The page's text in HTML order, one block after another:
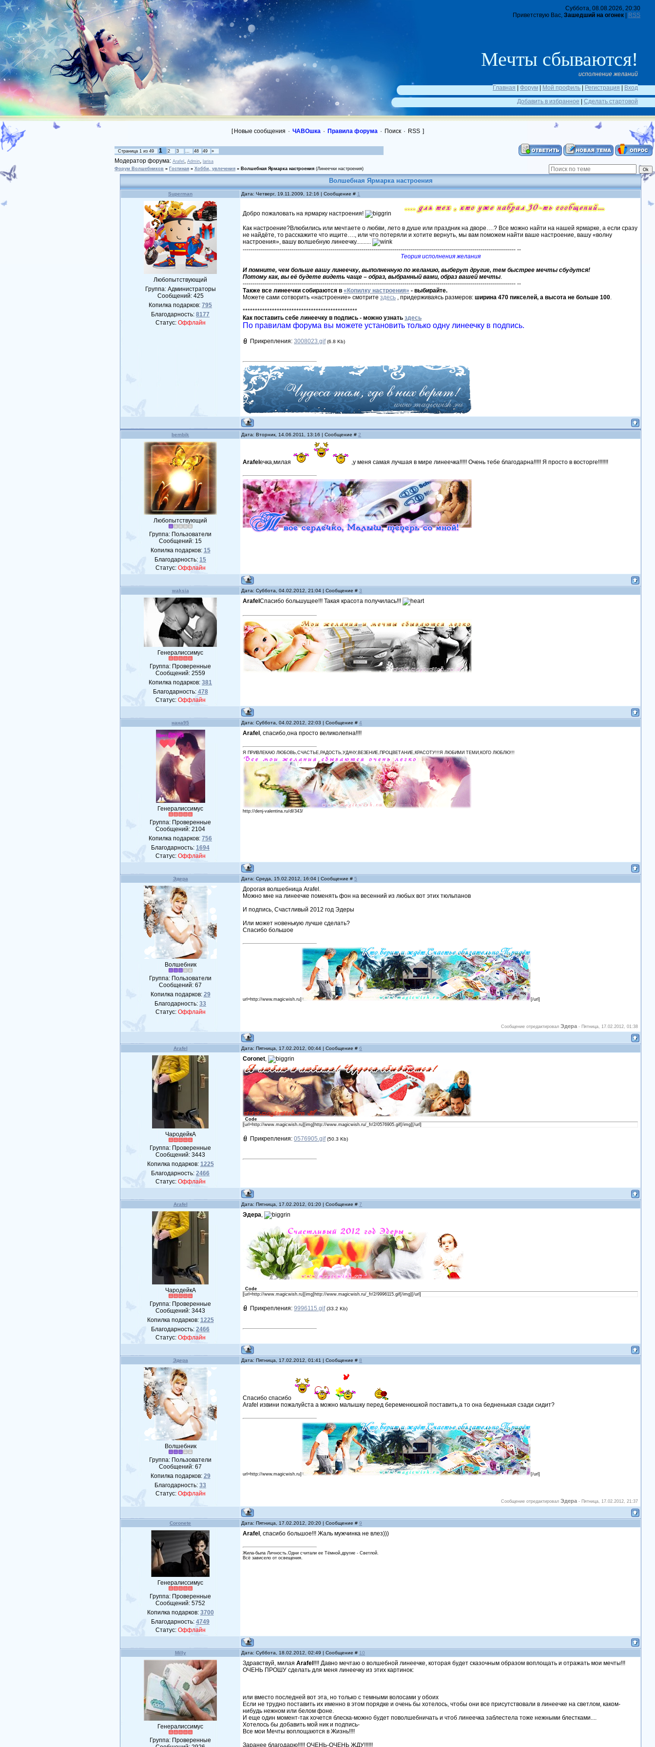
Суббота, 08.08.2026, 20:30
Приветствую Вас, Зашедший на огонек RSS
Мечты сбываются!
исполнение желаний
Главная
Форум Мой профиль Регистрация
Вход
Добавить в избранное
Сделать стартовой
[ Новые сообщения · ЧАВОшка · Правила форума · Поиск · RSS ]
Страница 1 из 49 1 2 3 … 48 49 »
Модератор форума: Arafel , Admin, larisa
Форум Волшебников » Гостиная » Хобби, увлечения » Волшебная Ярмарка настроения (Линеечки настроения)
Волшебная Ярмарка настроения
Superman Дата: Четверг, 19.11.2009, 12:16 | Сообщение # 1
Любопытствующий
Группа: Администраторы
Сообщений: 425
Копилка подарков:795
Благодарность:8177
Статус: Оффлайн
Добро пожаловать на ярмарку настроения!
Как настроение?Влюбились или мечтаете о любви, лето в душе или праздник на дворе….? Все можно найти на нашей ярмарке, а если сразу
не найдёте, то расскажите что ищите…., или что потеряли и хотите вернуть, мы вам поможем найти ваше настроение, вашу «волну
настроения», вашу волшебную линеечку..........
-------------------------------------------------------------------------------------------------------------------------------------------- --
Теория исполнения желания
И помните, чем больше вашу линеечку, выполненную по желанию, выберут другие, тем быстрее мечты сбудутся!
Потому как, вы её будете видеть чаще – образ, выбранный вами, образ вашей мечты.
-------------------------------------------------------------------------------------------------------------------------------------------- --
Также все линеечки собираются в«Копилку настроения» - выбирайте.
Можете сами сотворить «настроение» смотритездесь , придерживаясь размеров:ширина 470 пикселей, а высота не больше 100.
***********************************************
Как поставить себе линеечку в подпись - можно узнатьздесь
По правилам форума вы можете установить только одну линеечку в подпись.
Прикрепления:3008023.gif (6.8 Kb)
bembik Дата: Вторник, 14.06.2011, 13:16 | Сообщение # 2
Любопытствующий
Группа: Пользователи
Сообщений: 15
Копилка подарков: 15
Благодарность:15
Статус: Оффлайн
Arafelечка,милая ,у меня самая лучшая в мире линеечка!!!!! Очень тебе благодарна!!!!! Я просто в восторге!!!!!!!
waksia Дата: Суббота, 04.02.2012, 21:04 | Сообщение #3
Генералиссимус
Группа: Проверенные
Сообщений:2559
Копилка подарков:381
Благодарность: 478
Статус: Оффлайн
ArafelСпасибо большущее!!! Такая красота получилась!!!
нана95 Дата: Суббота, 04.02.2012, 22:03 | Сообщение #4
Генералиссимус
Группа: Проверенные
Сообщений:2104
Копилка подарков:756
Благодарность:1694
Статус: Оффлайн
Arafel , спасибо,она просто великолепна!!!!
Я ПРИВЛЕКАЮ ЛЮБОВЬ,СЧАСТЬЕ,РАДОСТЬ,УДАЧУ,ВЕЗЕНИЕ,ПРОЦВЕТАНИЕ,КРАСОТУ!!!Я ЛЮБИМИ ТЕМИ,КОГО ЛЮБЛЮ!!!
http://denj-valentina.ru/dl/343/
Эдера Дата: Среда, 15.02.2012, 16:04 | Сообщение #5
Волшебник
Группа: Пользователи
Сообщений:67
Копилка подарков: 29
Благодарность:33
Статус: Оффлайн
Дорогая волшебница Arafel.
Можно мне на линеечке поменять фон на весенний из любых вот этих тюльпанов
И подпись, Счастливый 2012 год Эдеры
Или может новенькую лучше сделать?
Спасибо большое
url=http://www.magicwish.ru] [/url]
Сообщение отредактировалЭдера - Пятница, 17.02.2012, 01:38
Arafel Дата: Пятница, 17.02.2012, 00:44 | Сообщение #6
ЧародейкА
Группа: Проверенные
Сообщений:3443
Копилка подарков: 1225
Благодарность:2466
Статус: Оффлайн
Coronet,
Code
[url=http://www.magicwish.ru][img]http://www.magicwish.ru/_fr/2/0576905.gif[/img][/url]
Прикрепления:0576905.gif (50.3 Kb)
Arafel Дата: Пятница, 17.02.2012, 01:20 | Сообщение #7
ЧародейкА
Группа: Проверенные
Сообщений:3443
Копилка подарков: 1225
Благодарность:2466
Статус: Оффлайн
Эдера,
Code
[url=http://www.magicwish.ru][img]http://www.magicwish.ru/_fr/2/9996115.gif[/img][/url]
Прикрепления:9996115.gif (33.2 Kb)
Эдера Дата: Пятница, 17.02.2012, 01:41 | Сообщение #8
Волшебник
Группа: Пользователи
Сообщений:67
Копилка подарков: 29
Благодарность:33
Статус: Оффлайн
Спасибо спасибо
Arafel извини пожалуйста а можно малышку перед беременюшкой поставить,а то она бедненькая сзади сидит?
url=http://www.magicwish.ru] [/url]
Сообщение отредактировалЭдера - Пятница, 17.02.2012, 21:37
Coronete Дата: Пятница, 17.02.2012, 20:20 | Сообщение #9
Генералиссимус
Группа: Проверенные
Сообщений:5752
Копилка подарков: 3700
Благодарность:4749
Статус: Оффлайн
Arafel , спасибо большое!!! Жаль мужчинка не влез)))
Жила-была Личность.Одни считали ее Тёмной,другие - Светлой.
Всё зависело от освещения.
Milly Дата: Суббота, 18.02.2012, 02:49 | Сообщение # 10
Генералиссимус
Группа: Проверенные
Здравствуй, милаяArafel !!!! Давно мечтаю о волшебной линеечке, которая будет сказочным образом воплощать и отражать мои мечты!!!
ОЧЕНЬ ПРОШУ сделать для меня линеечку из этих картинок:
или вместо последней вот эта, но только с темными волосами у обоих
Если не трудно поставить их именно в этом порядке и очень бы хотелось, чтобы они все присутствовали в линеечке на светлом, каком-
нибудь нежном или белом фоне.
И еще один момент-так хочется блеска-можно будет поволшебничать и чтоб линеечка заблестела тоже нежными блестками....
Хотелось бы добавить мой ник и подпись-
Все мои Мечты воплощаются в Жизнь!!!!
Заранее благодарю!!!!! ОЧЕНЬ-ОЧЕНЬ ЖДУ!!!!!!